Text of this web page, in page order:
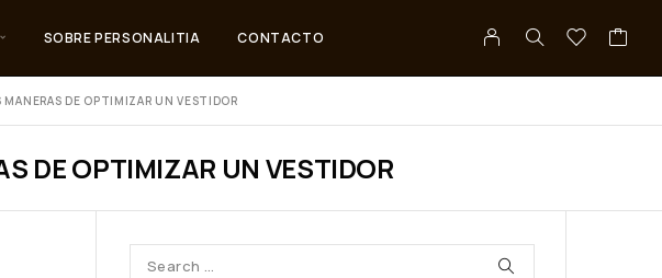
SOBRE PERSONALITIA CONTACTO
MANERAS DE OPTIMIZAR UN VESTIDOR
DE OPTIMIZAR UN VESTIDOR